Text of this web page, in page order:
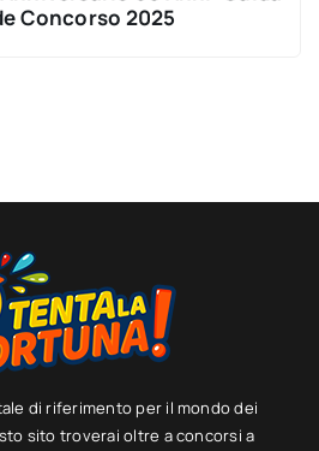
Concorso 2025
di riferimento per il mondo dei
sito troverai oltre a concorsi a